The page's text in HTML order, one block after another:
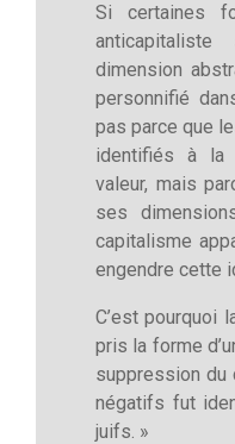
Si certaines
dimension
personnifié
pas parce que
identifiés à la
valeur, mais
ses
capitalisme
engendre cette
C’est pourquoi
pris la forme
suppression
négatifs fut
juifs. »